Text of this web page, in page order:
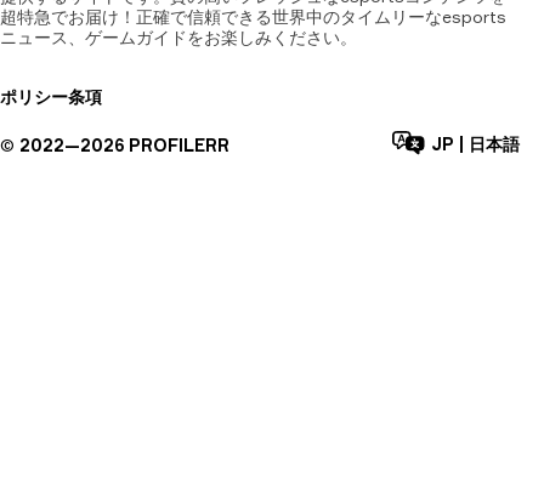
超特急でお届け！正確で信頼できる世界中のタイムリーなesports
ニュース、ゲームガイドをお楽しみください。
ポリシー条項
© 2022—2026 PROFILERR JP 日本語